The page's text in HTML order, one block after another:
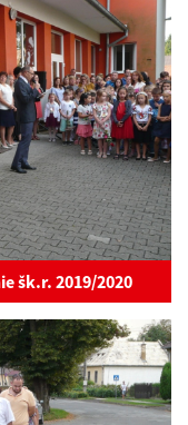
šk.r. 2019/2020